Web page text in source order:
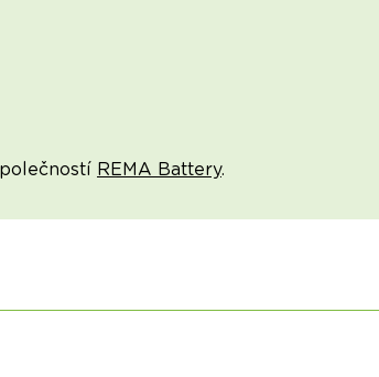
REMA Battery.